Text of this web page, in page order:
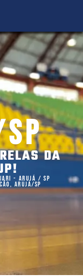
DA
- ARUJÁ / SP​
ARUJÁ/SP